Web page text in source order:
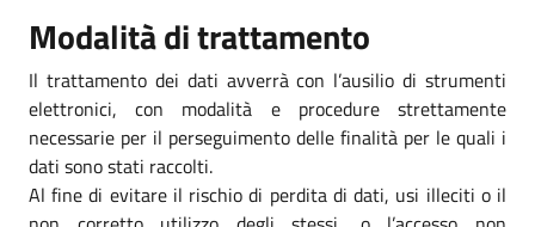
Modalità di trattamento
Il trattamento dei dati avverrà con l’ausilio di strumenti
elettronici, con modalità e procedure strettamente
necessarie per il perseguimento delle finalità per le quali i
dati sono stati raccolti.
Al fine di evitare il rischio di perdita di dati, usi illeciti o il